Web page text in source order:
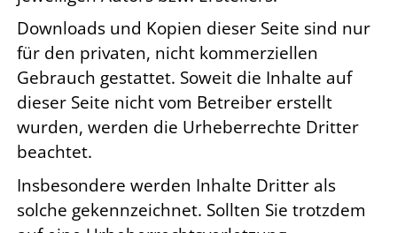
Downloads und Kopien dieser Seite sind nur
für den privaten, nicht kommerziellen
Gebrauch gestattet. Soweit die Inhalte auf
dieser Seite nicht vom Betreiber erstellt
wurden, werden die Urheberrechte Dritter
beachtet.
Insbesondere werden Inhalte Dritter als
solche gekennzeichnet. Sollten Sie trotzdem